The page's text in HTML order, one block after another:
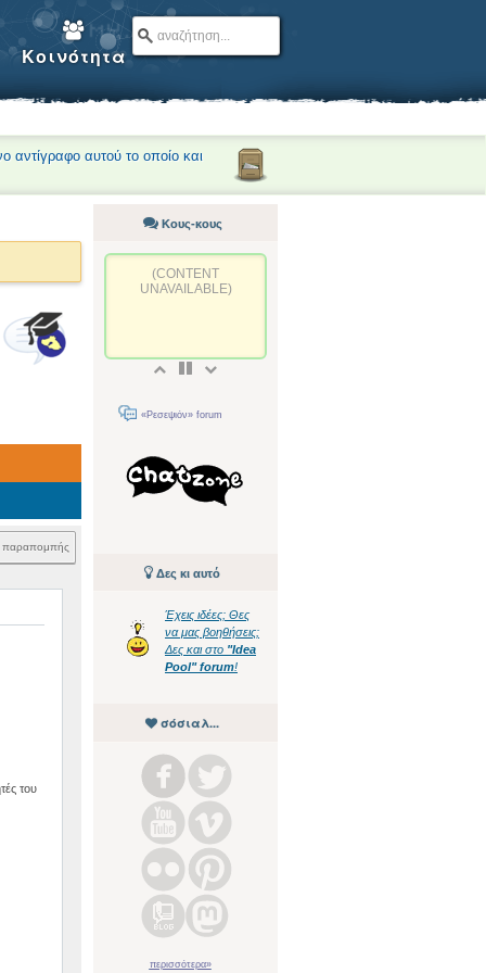
Κοινότητα
αντίγραφο αυτού το οποίο και
παραπομπής
του
Κους-κους
UNAVAILABLE)
«Ρεσεψιόν» forum
Δες κι αυτό
Έχεις ιδέες; Θες
να μας βοηθήσεις;
Δες και στο "Idea
Pool" forum!
σόσιαλ...
περισσότερα»